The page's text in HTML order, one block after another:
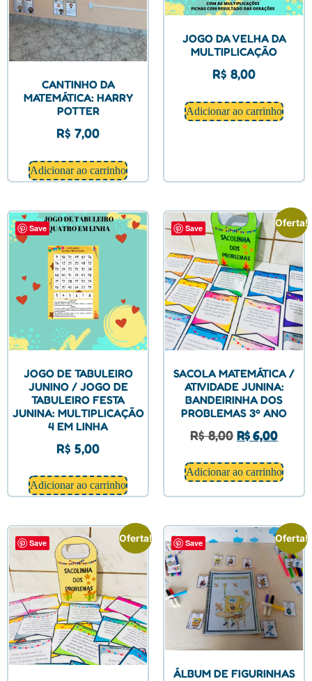
CANTINHO DA
MATEMÁTICA: HARRY
POTTER
R$ 7,00
Adicionar ao carrinho
JOGO DA VELHA DA
MULTIPLICAÇÃO
R$ 8,00
Adicionar ao carrinho
Save
JOGO DE TABULEIRO
JUNINO / JOGO DE
TABULEIRO FESTA
JUNINA: MULTIPLICAÇÃO
4 EM LINHA
R$ 5,00
Adicionar ao carrinho
Save Oferta!
SACOLA MATEMÁTICA /
ATIVIDADE JUNINA:
BANDEIRINHA DOS
PROBLEMAS 3º ANO
R$8,00 R$6,00
Adicionar ao carrinho
Save Oferta! Save Oferta!
ÁLBUM DE FIGURINHAS